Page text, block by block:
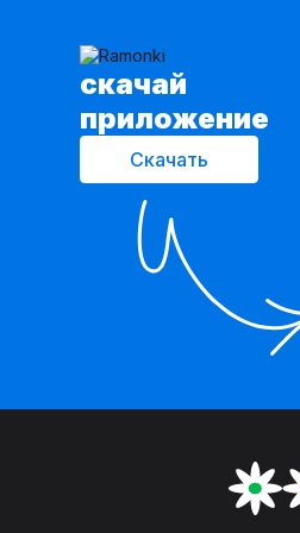
cкачай
приложение
Скачать